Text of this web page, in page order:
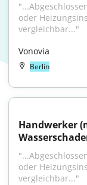
oder
vergleichbar..."
Vonovia
Berlin
Handwerker
oder
vergleichbar..."